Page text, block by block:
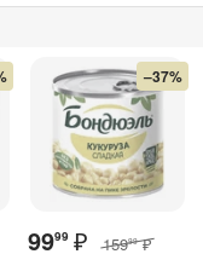
–37%
9999 ₽ 15999 ₽